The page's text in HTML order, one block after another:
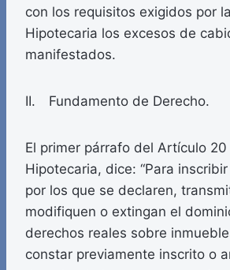
con los requisitos exigidos por
Hipotecaria los excesos de
manifestados.
II. Fundamento de Derecho.
El primer párrafo del Artículo
Hipotecaria, dice: “Para
por los que se declaren,
modifiquen o extingan el
derechos reales sobre
constar previamente inscrito o